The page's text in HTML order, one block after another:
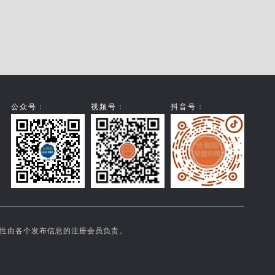
公众号： 视频号： 抖音号：
各个发布信息的注册会员负责。